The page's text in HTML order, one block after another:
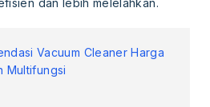
dan lebih melelahkan.
Vacuum Cleaner Harga
Multifungsi